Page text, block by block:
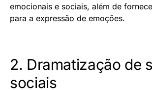
emocionais e sociais, além de
para a expressão de emoções.
2. Dramatização de
sociais